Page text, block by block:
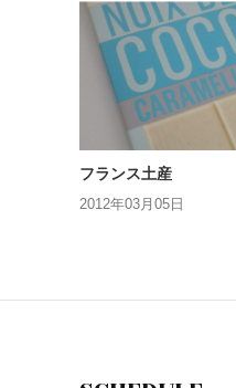
フランス土産
2012年03月05日